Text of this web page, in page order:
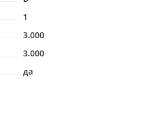
1
3.000
3.000
да